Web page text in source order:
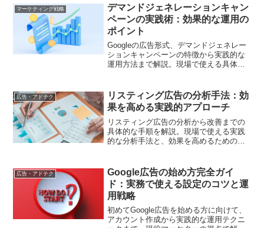
マーケティング戦略
デマンドジェネレーションキャン
ペーンの実践術：効果的な運用の
ポイント
Googleの広告形式、デマンドジェネレー
ションキャンペーンの特徴から実践的な
運用方法まで解説。現場で使える具体的
広告・アドテク
リスティング広告の分析手法：効
果を高める実践的アプローチ
リスティング広告の分析から改善までの
具体的な手順を解説。現場で使える実践
的な分析手法と、効果を高めるためのポ
広告・アドテク
Google広告の始め方完全ガイ
ド：実務で使える設定のコツと運
用戦略
初めてGoogle広告を始める方に向けて、
アカウント作成から実践的な運用テクニ